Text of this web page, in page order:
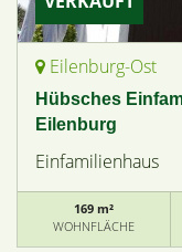
Eilenburg-Ost
Hübsches
Eilenburg
Einfamilienhaus
169 m²
WOHNFLÄCHE